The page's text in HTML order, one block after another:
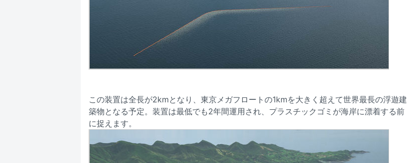
この装置は全長が2kmとなり、東京メガフロートの1kmを大きく超えて世界最長の浮遊建
築物となる予定。装置は最低でも2年間運用され、プラスチックゴミが海岸に漂着する前
に捉えます。